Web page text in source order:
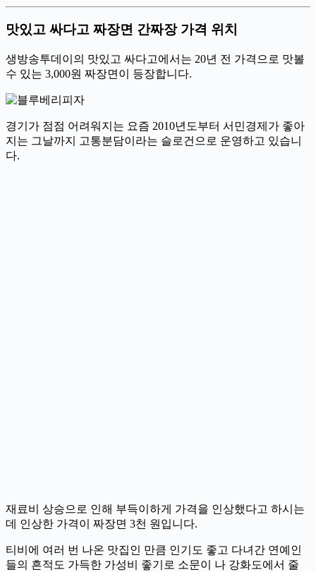
맛있고 싸다고 짜장면 간짜장 가격 위치
생방송투데이의 맛있고 싸다고에서는 20년 전 가격으로 맛볼
수 있는 3,000원 짜장면이 등장합니다.
경기가 점점 어려워지는 요즘 2010년도부터 서민경제가 좋아
지는 그날까지 고통분담이라는 슬로건으로 운영하고 있습니
다.
재료비 상승으로 인해 부득이하게 가격을 인상했다고 하시는
데 인상한 가격이 짜장면 3천 원입니다.
티비에 여러 번 나온 맛집인 만큼 인기도 좋고 다녀간 연예인
들의 흔적도 가득한 가성비 좋기로 소문이 나 강화도에서 줄